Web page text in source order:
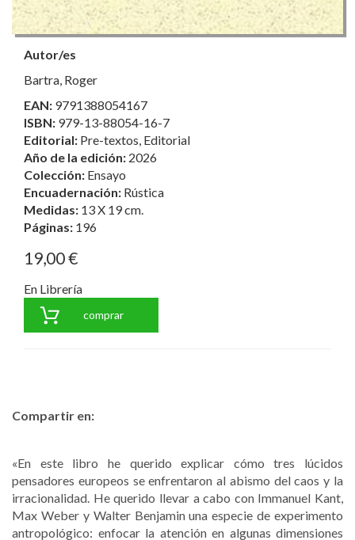
Autor/es
Bartra, Roger
EAN: 9791388054167
ISBN: 979-13-88054-16-7
Editorial: Pre-textos, Editorial
Año de la edición: 2026
Colección: Ensayo
Encuadernación: Rústica
Medidas: 13 X 19 cm.
Páginas: 196
19,00 €
En Librería
comprar
Compartir en:
«En este libro he querido explicar cómo tres lúcidos
pensadores europeos se enfrentaron al abismo del caos y la
irracionalidad. He querido llevar a cabo con Immanuel Kant,
Max Weber y Walter Benjamin una especie de experimento
antropológico: enfocar la atención en algunas dimensiones